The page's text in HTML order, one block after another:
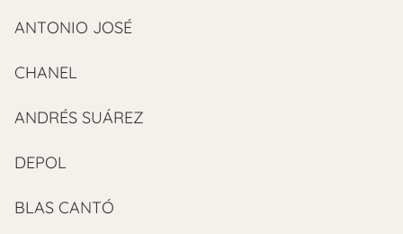
ANTONIO JOSÉ
CHANEL
ANDRÉS SUÁREZ
DEPOL
BLAS CANTÓ